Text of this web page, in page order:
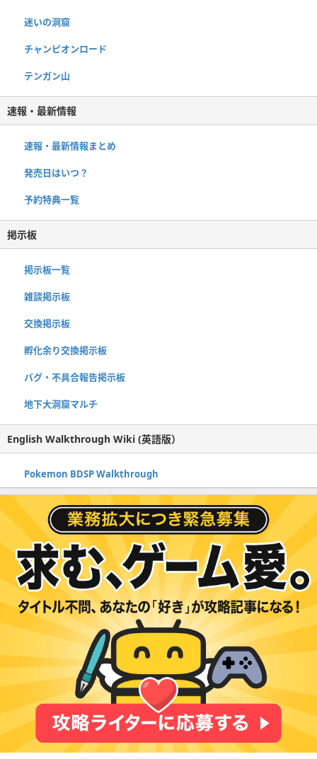
迷いの洞窟
チャンピオンロード
テンガン山
速報・最新情報
速報・最新情報まとめ
発売日はいつ？
予約特典一覧
掲示板
掲示板一覧
雑談掲示板
交換掲示板
孵化余り交換掲示板
バグ・不具合報告掲示板
地下大洞窟マルチ
English Walkthrough Wiki (英語版）
Pokemon BDSP Walkthrough